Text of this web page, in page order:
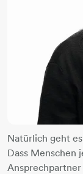
Natürlich geht
Dass Menschen